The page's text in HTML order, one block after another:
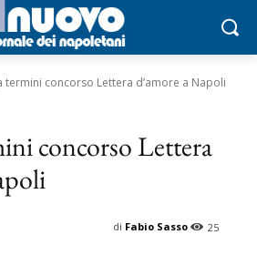
termini concorso Lettera d’amore a Napoli
concorso Lettera
25
di Fabio Sasso